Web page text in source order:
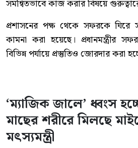
সমন্বিতভাবে কাজ করার বিষয়ে
প্রশাসনের পক্ষ থেকে সফরকে ঘিরে
কামনা করা হয়েছে। প্রধানমন্ত্রীর
বিভিন্ন পর্যায়ে প্রস্তুতিও জোরদার করা
‘ম্যাজিক জালে’ ধ্বংস
মাছের শরীরে মিলছে
মৎস্যমন্ত্রী